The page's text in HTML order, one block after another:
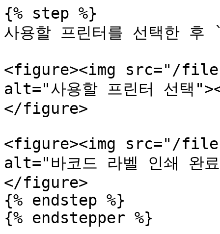
{% step %}
사용할 프린터를 선택한 후
<figure><img src="/
alt="사용할 프린터 선택
</figure>
<figure><img src="/files/
alt="바코드 라벨 인쇄
</figure>
{% endstep %}